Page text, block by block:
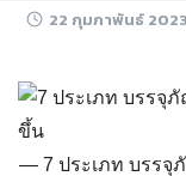
22 กุมภาพันธ์ 2023
7 ประเภท บรร